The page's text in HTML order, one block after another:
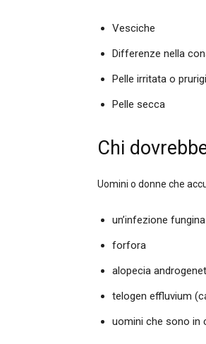
Vesciche
Differenze nella
Pelle irritata o
Pelle secca
Chi
Uomini o donne che
un’infezione
forfora
alopecia
telogen effluvium
uomini che sono in